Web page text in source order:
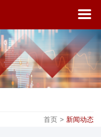
首页 > 新闻动态